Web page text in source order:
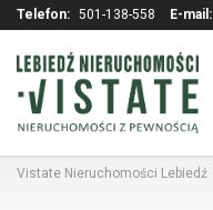
Telefon: 501-138-558 E-mail:
Vistate Nieruchomości Lebiedź